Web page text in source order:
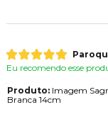
Eu recomendo esse
Produto:Imagem
Branca 14cm